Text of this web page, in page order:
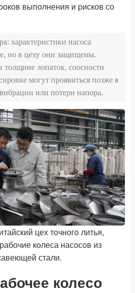
выполнения и рисков со
характеристики насоса
но в цеху они защищены.
лопаток, соосности
могут проявиться позже в
или потери напора.
цех точного литья,
колеса насосов из
стали.
колесо